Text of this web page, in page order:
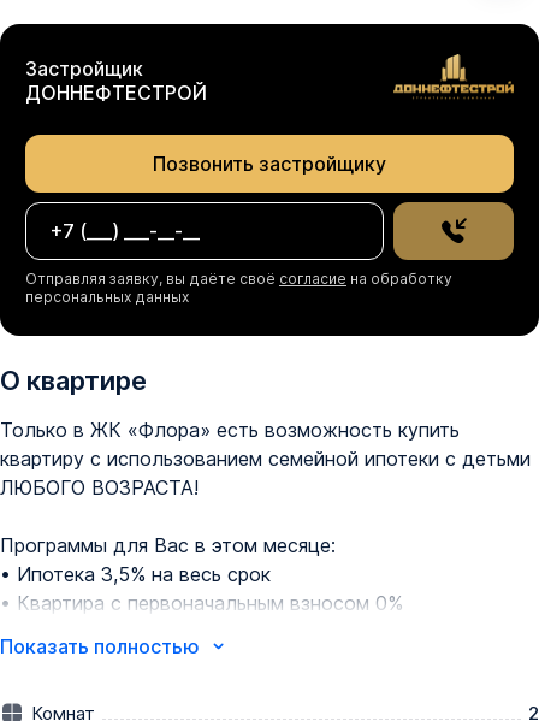
Застройщик
ДОННЕФТЕСТРОЙ
Позвонить застройщику
Отправляя заявку, вы даёте своё согласие на обработку
персональных данных
О квартире
Только в ЖК «Флора» есть возможность купить
квартиру с использованием семейной ипотеки с детьми
ЛЮБОГО ВОЗРАСТА!
Программы для Вас в этом месяце:
•⁠ Ипотека 3,5% на весь срок
•⁠ Квартира с первоначальным взносом 0%
Показать полностью
Комнат 2